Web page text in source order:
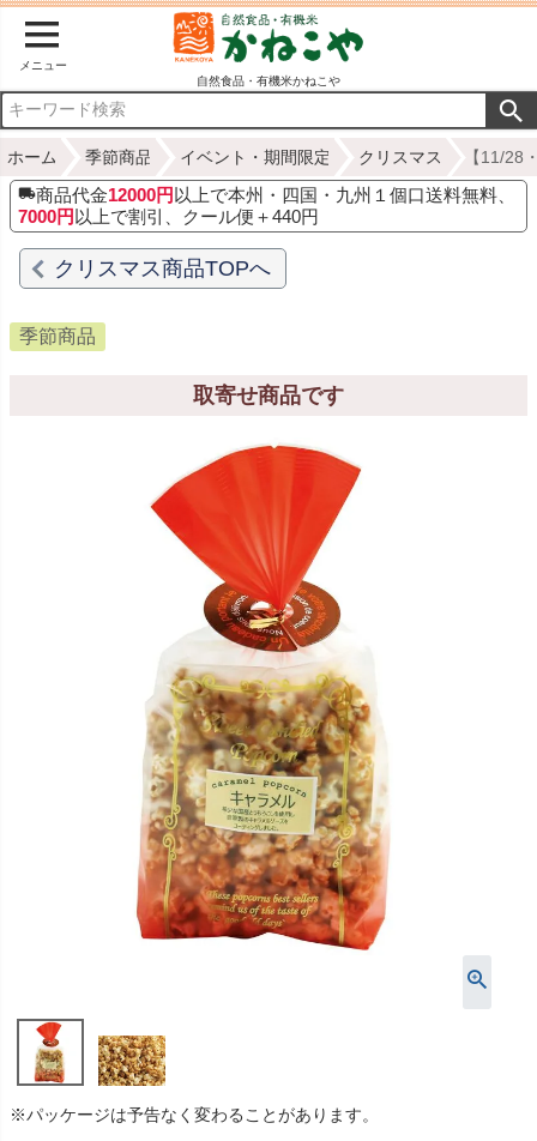
メニュー
自然食品・有機米かねこや
ホーム 季節商品 イベント・期間限定 クリスマス 【11/28
商品代金12000円 以上で本州・四国・九州１個口送料無料、
7000円 以上で割引、クール便＋440円
クリスマス商品TOPへ
季節商品
取寄せ商品です
※パッケージは予告なく変わることがあります。